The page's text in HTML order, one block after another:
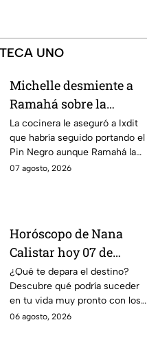
UNO
Michelle desmiente a
Ramahá sobre la
designación del Pin
Negro a un integrante
de las "Divas" en
MasterChef 24/7
La cocinera le aseguró a Ixdit
que habría seguido portando el
Pin Negro aunque Ramahá la
hubiera subido al balcón
07 agosto, 2026
Horóscopo de Nana
Calistar hoy 07 de
agosto; estos signos
podrían dejar de estar
solteros más pronto de
lo que imaginan y
¿Qué te depara el destino?
Descubre qué podría suceder
en tu vida muy pronto con los
horóscopos de Nana Calistar;
06 agosto, 2026